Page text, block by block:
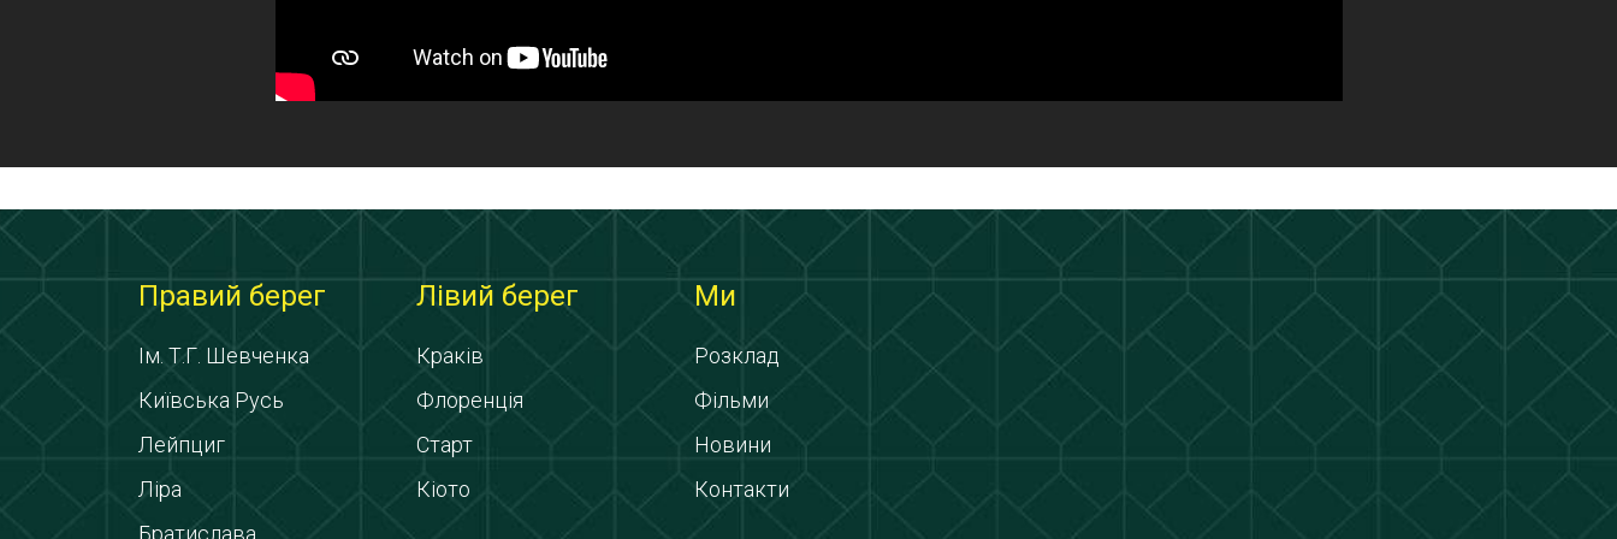
Правий берег
Ім. Т.Г. Шевченка
Київська Русь
Лейпциг
Ліра
Братислава
Лівий берег
Краків
Флоренція
Старт
Кіото
Ми
Розклад
Фільми
Новини
Контакти